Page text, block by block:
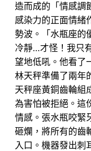
造而成的「情感調
感染力的正面情緒
勢波。「水瓶座的
冷靜…才怪！我只
望地低吼。他看了
林天秤準備了兩年
天秤座黃銅齒輪組
為害怕被拒絕。這
情感。張水瓶咬緊
砸爛，將所有的齒
入口。機器發出刺